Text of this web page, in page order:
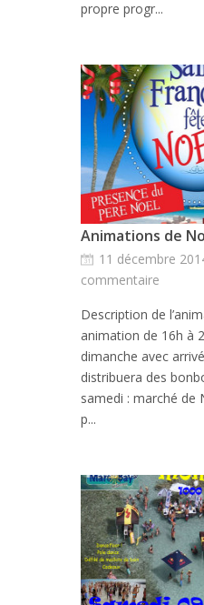
propre progr...
Animations de
11 décembre
commentaire
Description de
animation de 16h à
dimanche avec
distribuera des
samedi : marché de
p...